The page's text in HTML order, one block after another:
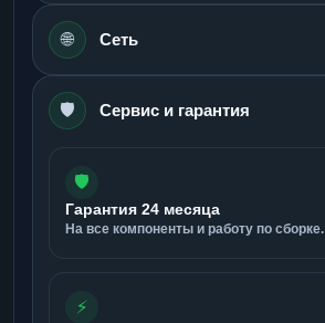
🌐 Сеть
🛡️ Сервис и гарантия
🛡️
Гарантия 24 месяца
На все компоненты и работу по сборке.
⚡